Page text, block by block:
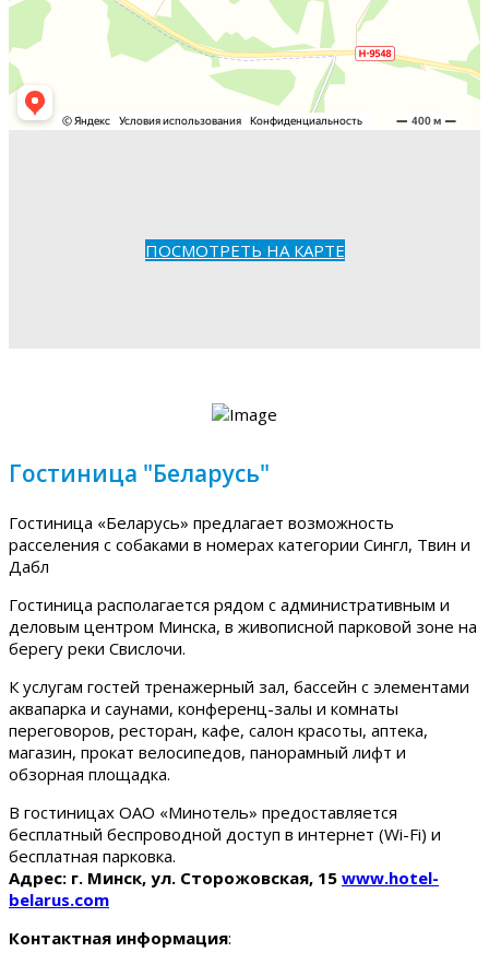
ПОСМОТРЕТЬ НА КАРТЕ
Гостиница "Беларусь"
Гостиница «Беларусь» предлагает возможность
расселения с собаками в номерах категории Сингл, Твин и
Дабл
Гостиница располагается рядом с административным и
деловым центром Минска, в живописной парковой зоне на
берегу реки Свислочи.
К услугам гостей тренажерный зал, бассейн с элементами
аквапарка и саунами, конференц-залы и комнаты
переговоров, ресторан, кафе, салон красоты, аптека,
магазин, прокат велосипедов, панорамный лифт и
обзорная площадка.
В гостиницах ОАО «Минотель» предоставляется
бесплатный беспроводной доступ в интернет (Wi-Fi) и
бесплатная парковка.
Адрес: г. Минск, ул. Сторожовская, 15 www.hotel-
belarus.com
Контактная информация: